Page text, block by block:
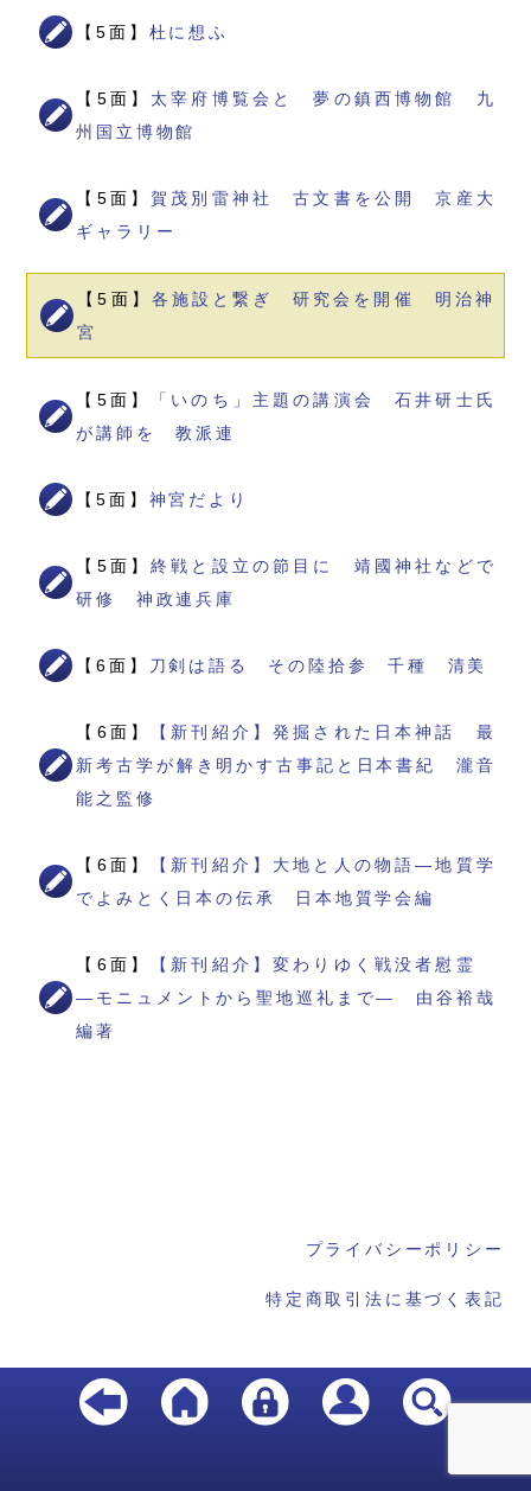
【5面】 杜に想ふ
【5面】 太宰府博覧会と 夢の鎮西博物館 九
州国立博物館
【5面】賀茂別雷神社 古文書を公開 京産大
ギャラリー
【5面】 各施設と繋ぎ 研究会を開催 明治神
宮
【5面】
「いのち」主題の講演会 石井研士氏
が講師を 教派連
【5面】 神宮だより
【5面】終戦と設立の節目に 靖國神社などで
研修 神政連兵庫
【6面】 刀剣は語る その陸拾参 千種 清美
【6面】
【新刊紹介】発掘された日本神話 最
新考古学が解き明かす古事記と日本書紀 瀧音
能之監修
【6面】
【新刊紹介】大地と人の物語―地質学
でよみとく日本の伝承 日本地質学会編
【6面】
【新刊紹介】変わりゆく戦没者慰霊
―モニュメントから聖地巡礼まで― 由谷裕哉
編著
プライバシーポリシー
特定商取引法に基づく表記